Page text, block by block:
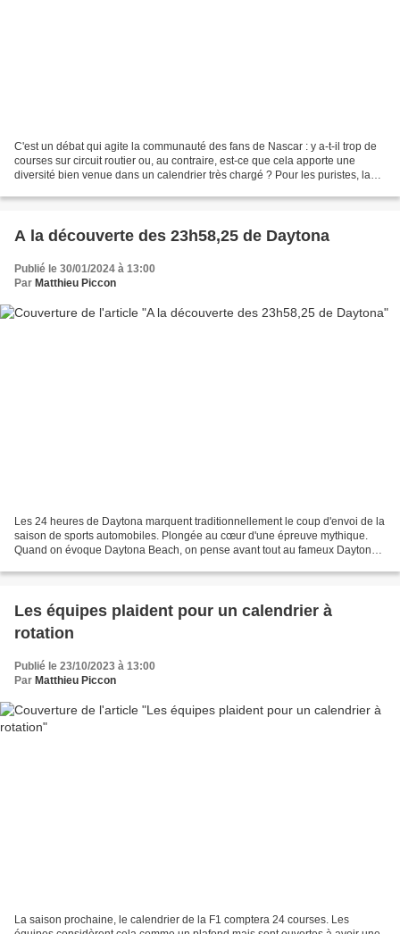
C'est un débat qui agite la communauté des fans de Nascar : y a-t-il trop de
courses sur circuit routier ou, au contraire, est-ce que cela apporte une
diversité bien venue dans un calendrier très chargé ? Pour les puristes, la
A la découverte des 23h58,25 de Daytona
Publié le 30/01/2024 à 13:00
Par Matthieu Piccon
Les 24 heures de Daytona marquent traditionnellement le coup d'envoi de la
saison de sports automobiles. Plongée au cœur d'une épreuve mythique.
Quand on évoque Daytona Beach, on pense avant tout au fameux Daytona
Les équipes plaident pour un calendrier à
rotation
Publié le 23/10/2023 à 13:00
Par Matthieu Piccon
La saison prochaine, le calendrier de la F1 comptera 24 courses. Les